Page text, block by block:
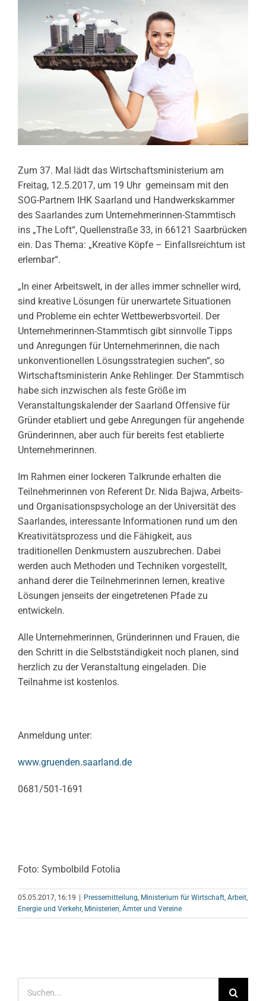
Zum 37. Mal lädt das Wirtschaftsministerium am
Freitag, 12.5.2017, um 19 Uhr gemeinsam mit den
SOG-Partnern IHK Saarland und Handwerkskammer
des Saarlandes zum Unternehmerinnen-Stammtisch
ins „The Loft“, Quellenstraße 33, in 66121 Saarbrücken
ein. Das Thema: „Kreative Köpfe – Einfallsreichtum ist
erlernbar“.
„In einer Arbeitswelt, in der alles immer schneller wird,
sind kreative Lösungen für unerwartete Situationen
und Probleme ein echter Wettbewerbsvorteil. Der
Unternehmerinnen-Stammtisch gibt sinnvolle Tipps
und Anregungen für Unternehmerinnen, die nach
unkonventionellen Lösungsstrategien suchen“, so
Wirtschaftsministerin Anke Rehlinger. Der Stammtisch
habe sich inzwischen als feste Größe im
Veranstaltungskalender der Saarland Offensive für
Gründer etabliert und gebe Anregungen für angehende
Gründerinnen, aber auch für bereits fest etablierte
Unternehmerinnen.
Im Rahmen einer lockeren Talkrunde erhalten die
Teilnehmerinnen von Referent Dr. Nida Bajwa, Arbeits-
und Organisationspsychologe an der Universität des
Saarlandes, interessante Informationen rund um den
Kreativitätsprozess und die Fähigkeit, aus
traditionellen Denkmustern auszubrechen. Dabei
werden auch Methoden und Techniken vorgestellt,
anhand derer die Teilnehmerinnen lernen, kreative
Lösungen jenseits der eingetretenen Pfade zu
entwickeln.
Alle Unternehmerinnen, Gründerinnen und Frauen, die
den Schritt in die Selbstständigkeit noch planen, sind
herzlich zu der Veranstaltung eingeladen. Die
Teilnahme ist kostenlos.
Anmeldung unter:
www.gruenden.saarland.de
0681/501-1691
Foto: Symbolbild Fotolia
05.05.2017, 16:19 Pressemitteilung, Ministerium für Wirtschaft, Arbeit,
Energie und Verkehr, Ministerien, Ämter und Vereine
nach: